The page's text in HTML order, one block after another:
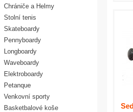
Chrániče a Helmy
Stolní tenis
Skateboardy
Pennyboardy
Longboardy
Waveboardy
Elektroboardy
Petanque
Venkovní sporty
Basketbalové koše